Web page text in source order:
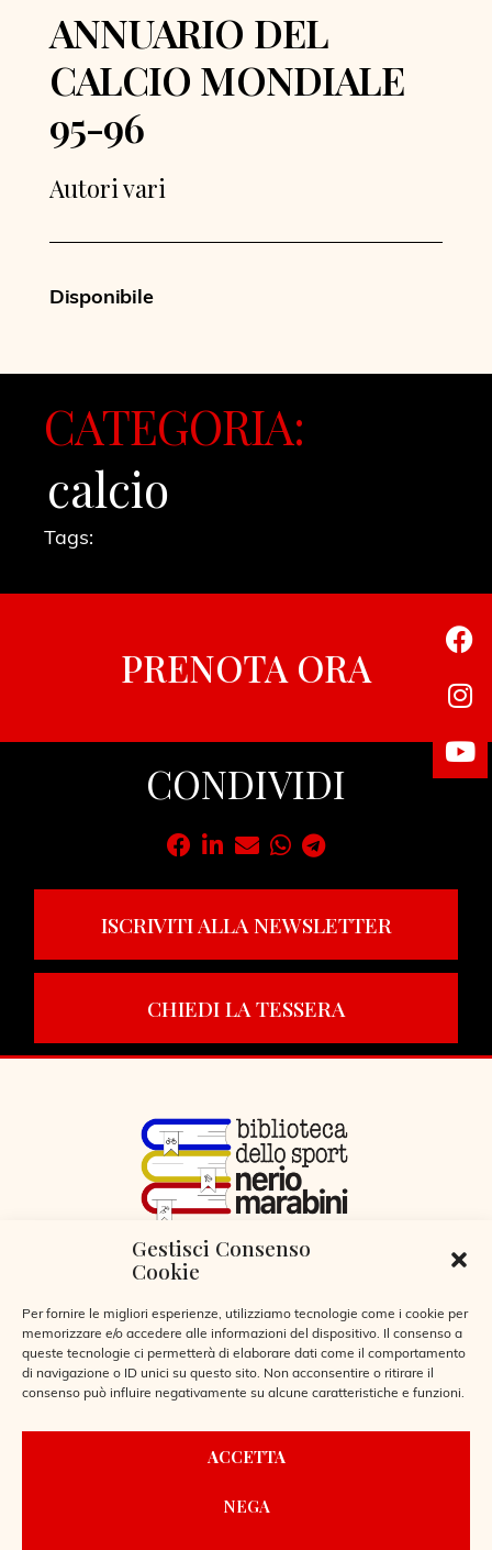
Gestisci Consenso
Cookie
Per fornire le migliori esperienze, utilizziamo tecnologie come i cookie per
memorizzare e/o accedere alle informazioni del dispositivo. Il consenso a
queste tecnologie ci permetterà di elaborare dati come il comportamento
di navigazione o ID unici su questo sito. Non acconsentire o ritirare il
consenso può influire negativamente su alcune caratteristiche e funzioni.
ACCETTA
NEGA
ANNUARIO DEL
CALCIO MONDIALE
95-96
Autori vari
Disponibile
CATEGORIA:
calcio
Tags:
PRENOTA ORA
CONDIVIDI
ISCRIVITI ALLA NEWSLETTER
CHIEDI LA TESSERA
VIA LIBERTÀ 29, SERIATE (BG)
© 2026
CONTATTI